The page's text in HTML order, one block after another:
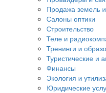
Продажа земель
Салоны оптики
Строительство
Теле и
Тренинги и
Туристические и
Финансы
Экология и
Юридические